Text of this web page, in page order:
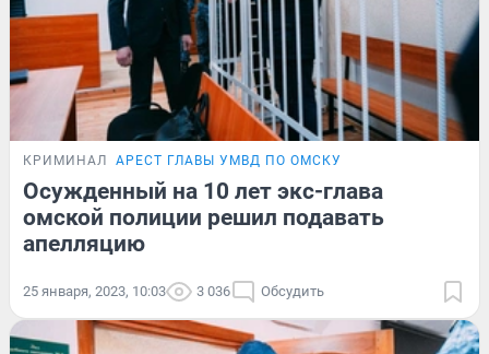
КРИМИНАЛ АРЕСТ ГЛАВЫ УМВД ПО ОМСКУ
Осужденный на 10 лет экс-глава
омской полиции решил подавать
апелляцию
25 января, 2023, 10:03 3 036 Обсудить